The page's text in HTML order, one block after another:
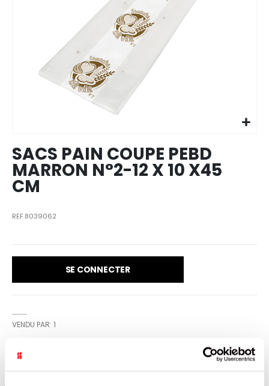
images
gallery
SACS PAIN COUPE PEBD
MARRON N°2-12 X 10 X45
CM
REF.8039062
SE CONNECTER
VENDU PAR: 1
INFORMATION